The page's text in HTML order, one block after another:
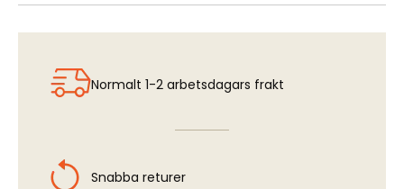
Normalt 1-2 arbetsdagars frakt
Snabba returer